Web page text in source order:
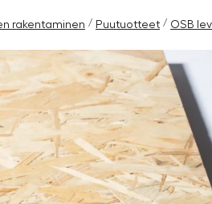
rakentaminen / Puutuotteet / OSB